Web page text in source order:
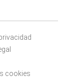
cookies